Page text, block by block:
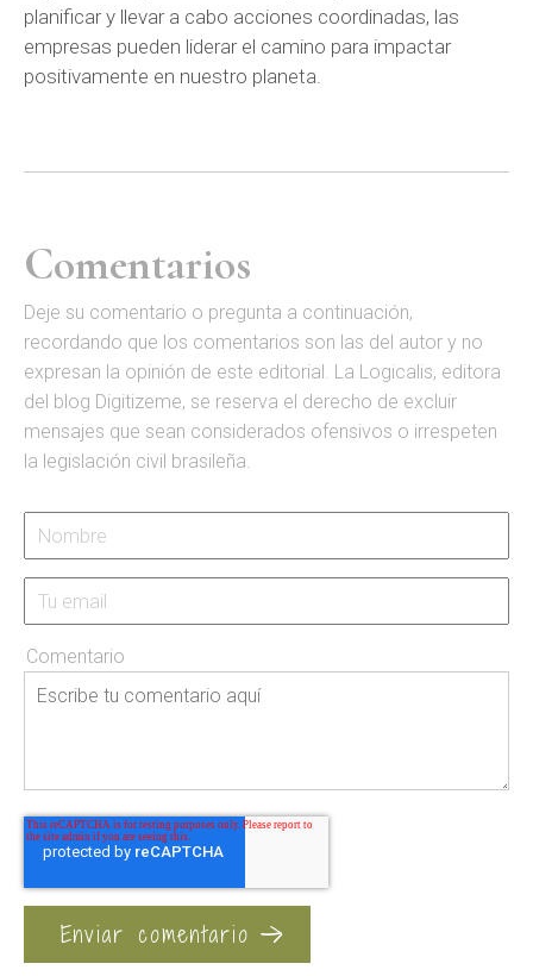
planificar y llevar a cabo acciones coordinadas, las
empresas pueden liderar el camino para impactar
positivamente en nuestro planeta.
Comentarios
Deje su comentario o pregunta a continuación,
recordando que los comentarios son las del autor y no
expresan la opinión de este editorial. La Logicalis, editora
del blog Digitizeme, se reserva el derecho de excluir
mensajes que sean considerados ofensivos o irrespeten
la legislación civil brasileña.
Comentario